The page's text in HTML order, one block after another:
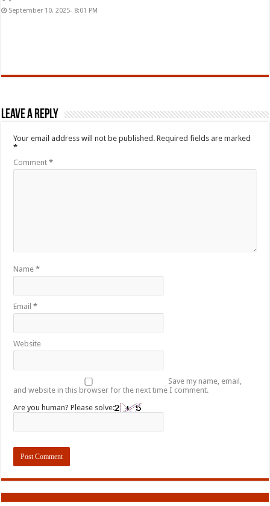
September 10, 2025- 8:01 PM
Leave a Reply
Your email address will not be published. Required fields are marked
*
Comment*
Name*
Email*
Website
Save my name, email,
and website in this browser for the next time I comment.
Are you human? Please solve: